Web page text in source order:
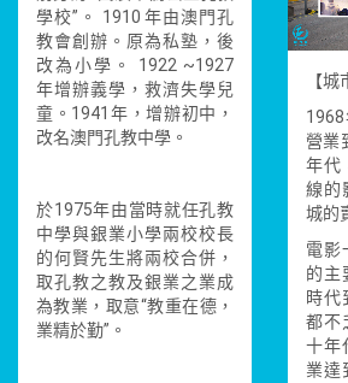
學校”。 1910 年由澳門孔
教會創辦。原為私塾，後
改為小學。 1922 ~1927
年增辦義學，救濟失學兒
童。1941年，增辦初中，
改名澳門孔教中學。
於1975年由當時就任孔教
中學與銀業小學兩校校長
的何賢先生將兩校合併，
取孔教之教及銀業之業成
為教業，取意“教重在德，
業精於勤”。
【
營業
年代
線的
城的
電影
的主
時代
都不
十年
業達